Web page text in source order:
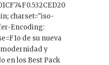
charset="iso-
Encoding:
de su nueva
y
en los Best Pack